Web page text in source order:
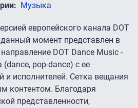
Музыка
европейского канала DOT
данный момент представлен в
DOT Dance Music -
pop-dance) с ее
и исполнителей. Сетка вещания
контентом. Благодаря
представленности,